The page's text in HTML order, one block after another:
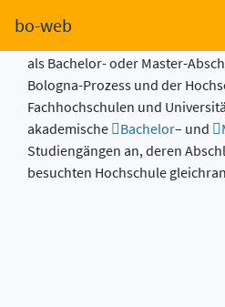
bo-web
Der an einer Fachhochschule
als Bachelor- oder Master-
Bologna-Prozess und der
Fachhochschulen und
akademische
Bachelor– und
Studiengängen an, deren
besuchten Hochschule